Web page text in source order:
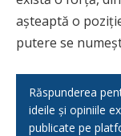
așteaptă o
putere se
Răspunderea
ideile și opiniile
publicate pe